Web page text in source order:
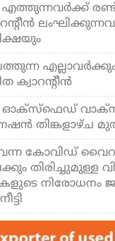
എത്തുന്നവര്‍ക്ക്
ക്വാറന്റീന്‍
ഓക്‌സ്‌ഫെഡ്
തിങ്കളാഴ്ച
വന്ന കോവിഡ്
തിരിച്ചുമുള്ള
നിരോധനം